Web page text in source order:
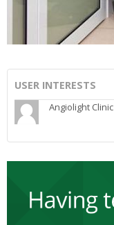
USER INTERESTS
Angiolight Clinic